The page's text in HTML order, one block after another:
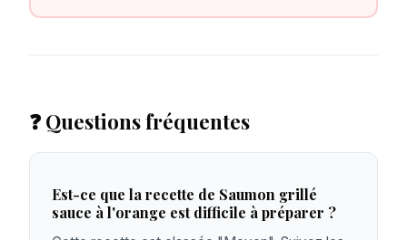
❓ Questions fréquentes
Est-ce que la recette de Saumon grillé
sauce à l'orange est difficile à préparer ?